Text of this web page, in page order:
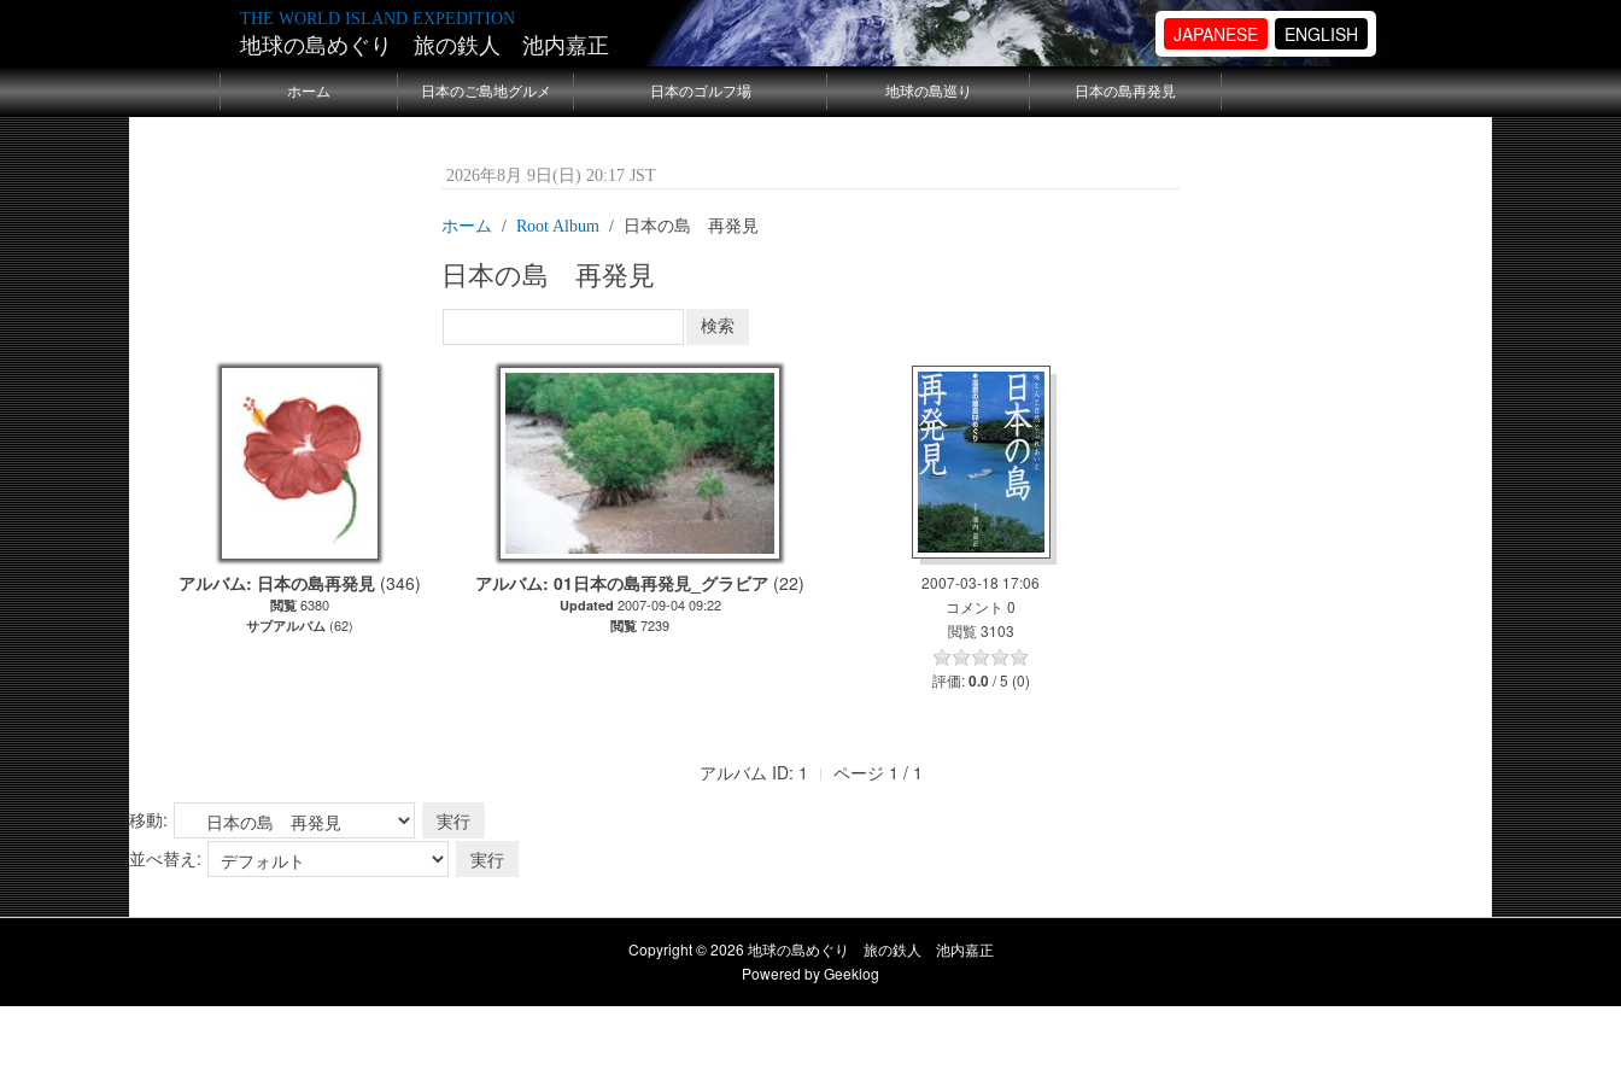
THE WORLD ISLAND EXPEDITION
地球の島めぐり 旅の鉄人 池内嘉正 JAPANESE ENGLISH
ホーム 日本のご島地グルメ 日本のゴルフ場 地球の島巡り 日本の島再発見
2026年8月 9日(日) 20:17 JST
ホーム Root Album 日本の島 再発見
日本の島 再発見
アルバム: 日本の島再発見(346)
閲覧6380
サブアルバム (62)
アルバム: 01日本の島再発見_グラビア (22)
Updated 2007-09-04 09:22
閲覧 7239
2007-03-18 17:06
コメント 0
閲覧 3103
評価:0.0 / 5 (0)
アルバム ID: 1
ページ 1 / 1
移動:
並べ替え:
Copyright © 2026 地球の島めぐり 旅の鉄人 池内嘉正
Powered byGeeklog